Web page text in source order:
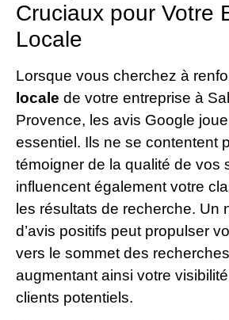
Cruciaux pour Votre
Locale
Lorsque vous cherchez à
locale de votre entreprise à
Provence, les avis Google
essentiel. Ils ne se contentent
témoigner de la qualité de vos
influencent également votre
les résultats de recherche. Un
d’avis positifs peut propulser
vers le sommet des
augmentant ainsi votre
clients potentiels.